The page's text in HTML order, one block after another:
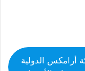
الدولية